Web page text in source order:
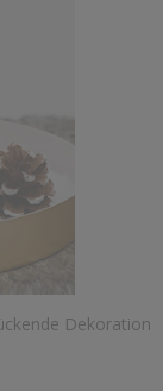
Dekoration